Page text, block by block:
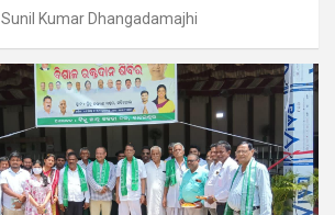
Sunil Kumar Dhangadamajhi